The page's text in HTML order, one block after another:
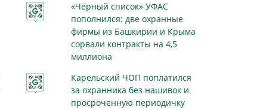
«Чёрный список» УФАС
пополнился: две охранные
фирмы из Башкирии и Крыма
сорвали контракты на 4,5
миллиона
Карельский ЧОП поплатился
за охранника без нашивок и
просроченную периодичку